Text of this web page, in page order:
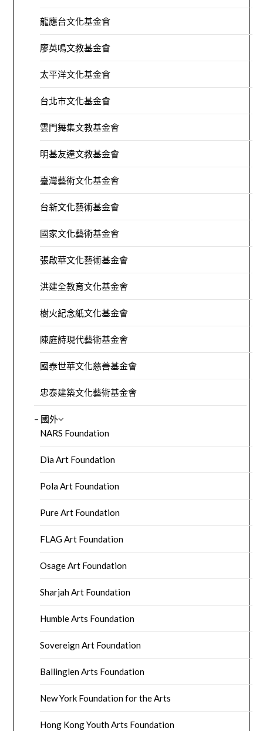
龍應台文化基金會
廖英鳴文教基金會
太平洋文化基金會
台北市文化基金會
雲門舞集文教基金會
明基友達文教基金會
臺灣藝術文化基金會
台新文化藝術基金會
國家文化藝術基金會
張啟華文化藝術基金會
洪建全教育文化基金會
樹火紀念紙文化基金會
陳庭詩現代藝術基金會
國泰世華文化慈善基金會
忠泰建築文化藝術基金會
– 國外
NARS Foundation
Dia Art Foundation
Pola Art Foundation
Pure Art Foundation
FLAG Art Foundation
Osage Art Foundation
Sharjah Art Foundation
Humble Arts Foundation
Sovereign Art Foundation
Ballinglen Arts Foundation
New York Foundation for the Arts
Hong Kong Youth Arts Foundation